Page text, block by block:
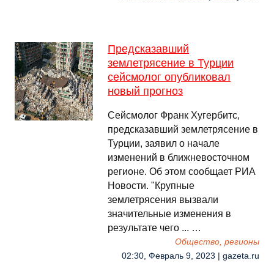
Предсказавший
землетрясение в Турции
сейсмолог опубликовал
новый прогноз
Сейсмолог Франк Хугербитс,
предсказавший землетрясение в
Турции, заявил о начале
изменений в ближневосточном
регионе. Об этом сообщает РИА
Новости. "Крупные
землетрясения вызвали
значительные изменения в
результате чего ... …
Общество, регионы
02:30, Февраль 9, 2023 | gazeta.ru